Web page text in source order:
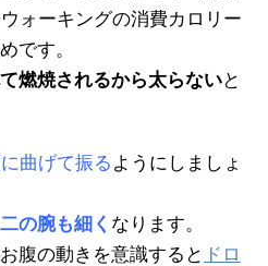
ォーキングの消費カロリー
です。
燃焼されるから太らないと
曲げて振る ようにしましょ
二の腕も細く なります。
腹の動きを意識すると ドロ